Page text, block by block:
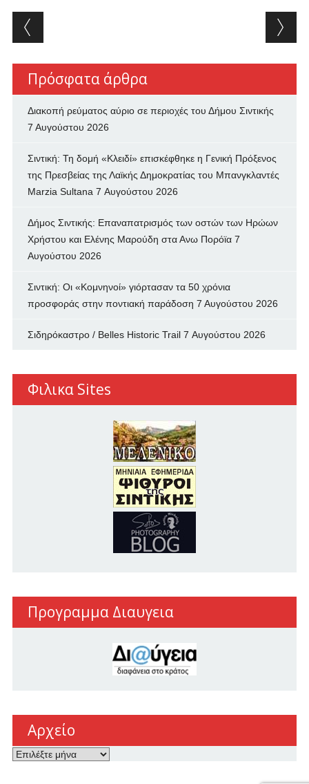
Post navigation
Πρόσφατα άρθρα
Διακοπή ρεύματος αύριο σε περιοχές του Δήμου Σιντικής
7 Αυγούστου 2026
Σιντική: Τη δομή «Κλειδί» επισκέφθηκε η Γενική Πρόξενος
της Πρεσβείας της Λαϊκής Δημοκρατίας του Μπανγκλαντές
Marzia Sultana 7 Αυγούστου 2026
Δήμος Σιντικής: Επαναπατρισμός των oστών των Ηρώων
Χρήστου και Ελένης Μαρούδη στα Ανω Πορόϊα 7
Αυγούστου 2026
Σιντική: Οι «Κομνηνοί» γιόρτασαν τα 50 χρόνια
προσφοράς στην ποντιακή παράδοση 7 Αυγούστου 2026
Σιδηρόκαστρο / Belles Historic Trail 7 Αυγούστου 2026
Φιλικα Sites
Προγραμμα Διαυγεια
Αρχείο
Αρχείο